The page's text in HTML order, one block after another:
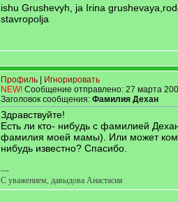
ishu Grushevyh, ja Irina
stavropolja
Профиль
Игнорировать
NEW! Сообщение отправлено: 27 марта
Заголовок сообщения: Фамилия Дехан
Здравствуйте!
Есть ли кто- нибудь с фамилией
фамилия моей мамы). Или может
нибудь известно? Спасибо.
---
С уважением, давыдова Анастасия